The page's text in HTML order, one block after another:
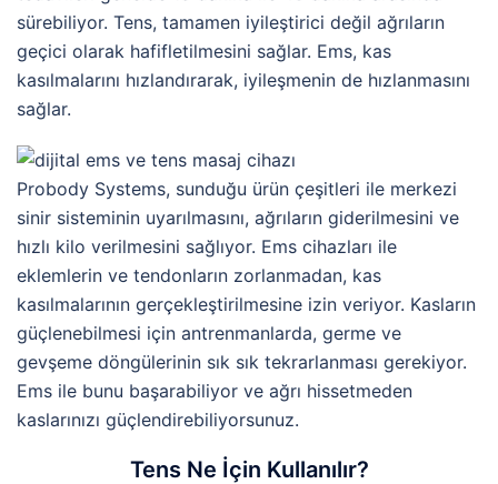
sürebiliyor. Tens, tamamen iyileştirici değil ağrıların
geçici olarak hafifletilmesini sağlar. Ems, kas
kasılmalarını hızlandırarak, iyileşmenin de hızlanmasını
sağlar.
Probody Systems, sunduğu ürün çeşitleri ile merkezi
sinir sisteminin uyarılmasını, ağrıların giderilmesini ve
hızlı kilo verilmesini sağlıyor. Ems cihazları ile
eklemlerin ve tendonların zorlanmadan, kas
kasılmalarının gerçekleştirilmesine izin veriyor. Kasların
güçlenebilmesi için antrenmanlarda, germe ve
gevşeme döngülerinin sık sık tekrarlanması gerekiyor.
Ems ile bunu başarabiliyor ve ağrı hissetmeden
kaslarınızı güçlendirebiliyorsunuz.
Tens Ne İçin Kullanılır?